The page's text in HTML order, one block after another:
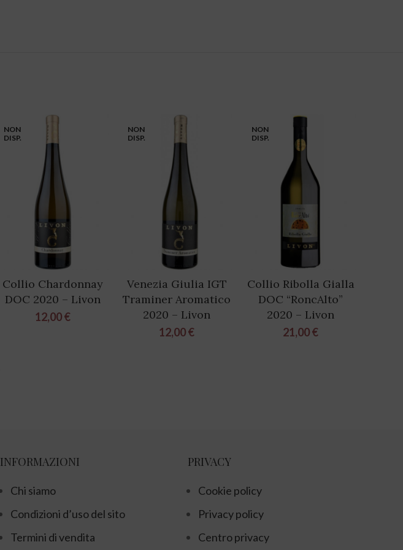
NON
DISP.
Collio Chardonnay
DOC 2020 – Livon
12,00€
NON
DISP.
Venezia Giulia IGT
Traminer Aromatico
2020 – Livon
12,00€
NON
DISP.
Collio Ribolla Gialla
DOC “RoncAlto”
2020 – Livon
21,00€
INFORMAZIONI
Chi siamo
Condizioni d’uso del sito
Termini di vendita
PRIVACY
Cookie policy
Privacy policy
Centro privacy